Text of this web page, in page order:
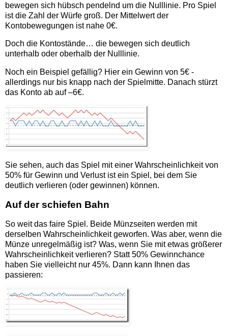
bewegen sich hübsch pendelnd um die Nulllinie. Pro Spiel
ist die Zahl der Würfe groß. Der Mittelwert der
Kontobewegungen ist nahe 0€.
Doch die Kontostände… die bewegen sich deutlich
unterhalb oder oberhalb der Nulllinie.
Noch ein Beispiel gefällig? Hier ein Gewinn von 5€ -
allerdings nur bis knapp nach der Spielmitte. Danach stürzt
das Konto ab auf –6€.
Sie sehen, auch das Spiel mit einer Wahrscheinlichkeit von
50% für Gewinn und Verlust ist ein Spiel, bei dem Sie
deutlich verlieren (oder gewinnen) können.
Auf der schiefen Bahn
So weit das faire Spiel. Beide Münzseiten werden mit
derselben Wahrscheinlichkeit geworfen. Was aber, wenn die
Münze unregelmäßig ist? Was, wenn Sie mit etwas größerer
Wahrscheinlichkeit verlieren? Statt 50% Gewinnchance
haben Sie vielleicht nur 45%. Dann kann Ihnen das
passieren: